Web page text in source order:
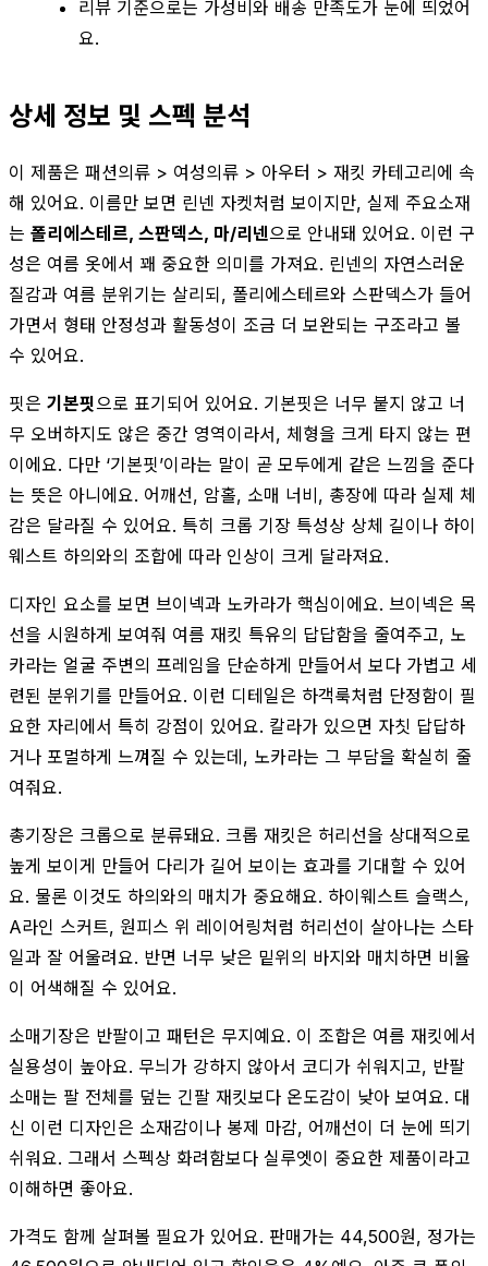
리뷰 기준으로는 가성비와 배송 만족도가 눈에 띄었어
요.
상세 정보 및 스펙 분석
이 제품은 패션의류 > 여성의류 > 아우터 > 재킷 카테고리에 속
해 있어요. 이름만 보면 린넨 자켓처럼 보이지만, 실제 주요소재
는 폴리에스테르, 스판덱스, 마/리넨으로 안내돼 있어요. 이런 구
성은 여름 옷에서 꽤 중요한 의미를 가져요. 린넨의 자연스러운
질감과 여름 분위기는 살리되, 폴리에스테르와 스판덱스가 들어
가면서 형태 안정성과 활동성이 조금 더 보완되는 구조라고 볼
수 있어요.
핏은 기본핏으로 표기되어 있어요. 기본핏은 너무 붙지 않고 너
무 오버하지도 않은 중간 영역이라서, 체형을 크게 타지 않는 편
이에요. 다만 ‘기본핏’이라는 말이 곧 모두에게 같은 느낌을 준다
는 뜻은 아니에요. 어깨선, 암홀, 소매 너비, 총장에 따라 실제 체
감은 달라질 수 있어요. 특히 크롭 기장 특성상 상체 길이나 하이
웨스트 하의와의 조합에 따라 인상이 크게 달라져요.
디자인 요소를 보면 브이넥과 노카라가 핵심이에요. 브이넥은 목
선을 시원하게 보여줘 여름 재킷 특유의 답답함을 줄여주고, 노
카라는 얼굴 주변의 프레임을 단순하게 만들어서 보다 가볍고 세
련된 분위기를 만들어요. 이런 디테일은 하객룩처럼 단정함이 필
요한 자리에서 특히 강점이 있어요. 칼라가 있으면 자칫 답답하
거나 포멀하게 느껴질 수 있는데, 노카라는 그 부담을 확실히 줄
여줘요.
총기장은 크롭으로 분류돼요. 크롭 재킷은 허리선을 상대적으로
높게 보이게 만들어 다리가 길어 보이는 효과를 기대할 수 있어
요. 물론 이것도 하의와의 매치가 중요해요. 하이웨스트 슬랙스,
A라인 스커트, 원피스 위 레이어링처럼 허리선이 살아나는 스타
일과 잘 어울려요. 반면 너무 낮은 밑위의 바지와 매치하면 비율
이 어색해질 수 있어요.
소매기장은 반팔이고 패턴은 무지예요. 이 조합은 여름 재킷에서
실용성이 높아요. 무늬가 강하지 않아서 코디가 쉬워지고, 반팔
소매는 팔 전체를 덮는 긴팔 재킷보다 온도감이 낮아 보여요. 대
신 이런 디자인은 소재감이나 봉제 마감, 어깨선이 더 눈에 띄기
쉬워요. 그래서 스펙상 화려함보다 실루엣이 중요한 제품이라고
이해하면 좋아요.
가격도 함께 살펴볼 필요가 있어요. 판매가는 44,500원, 정가는